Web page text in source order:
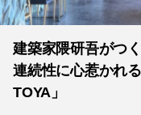
建築家隈研吾がつ
連続性に心惹かれ
TOYA」